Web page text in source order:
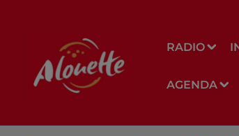
RADIO
AGENDA